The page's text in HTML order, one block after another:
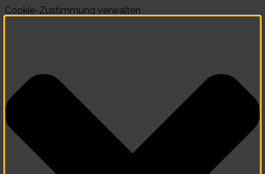
Cookie-Zustimmung verwalten